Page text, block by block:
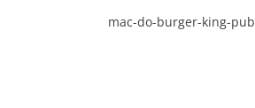
mac-do-burger-king-pub